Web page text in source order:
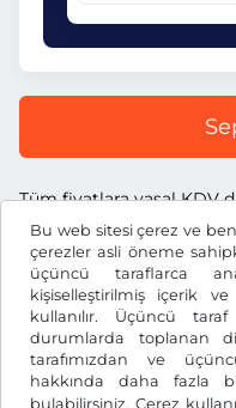
Bu web sitesi çerez ve
çerezler asli öneme
üçüncü taraflarca
kişiselleştirilmiş içerik
kullanılır. Üçüncü
durumlarda toplanan
tarafımızdan ve
hakkında daha fazla
bulabilirsiniz. Çerez
Tüm fiyatlara yasal KDV
dkr.DKK
Facebook